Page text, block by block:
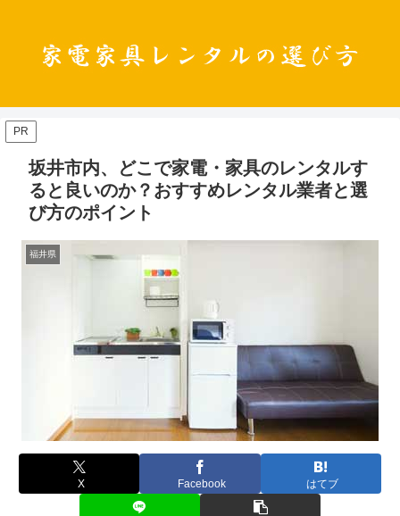
PR
坂井市内、どこで家電・家具のレンタルす
ると良いのか？おすすめレンタル業者と選
び方のポイント
福井県
X Facebook はてブ